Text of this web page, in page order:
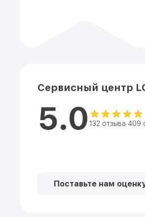
Сервисный центр
5.0 132 отзыва 409
Поставьте нам